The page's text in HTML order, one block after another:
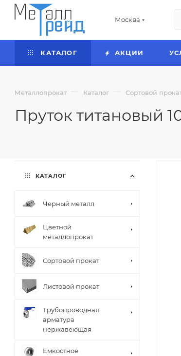
Москва
КАТАЛОГ АКЦИИ
Металлопрокат — Каталог — Сортовой
Пруток титановый
КАТАЛОГ
Черный металл
Цветной
металлопрокат
Сортовой прокат
Листовой прокат
Трубопроводная
арматура
нержавеющая
Емкостное